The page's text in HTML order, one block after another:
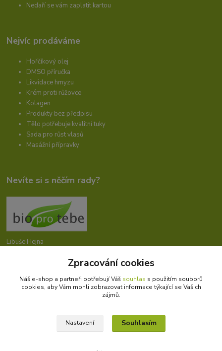
Nedaří se vám zaplatit kartou
Nejvíc prodáváme
Hořčíkový olej
DMSO příručka
Likvidace hmyzu
Krém proti růžovce
Kolagen
Produkty bez předpisu
Tělo potřebuje kvalitní tuky
Sada pro růst vlasů
Masážní přípravky
Nevíte si s něčím rady?
Libuše Hejna
info@bioprotebe.cz
Zpracování cookies
Náš e-shop a partneři potřebují Váš souhlas s použitím souborů
cookies, aby Vám mohli zobrazovat informace týkající se Vašich
zájmů.
Nastavení Souhlasím